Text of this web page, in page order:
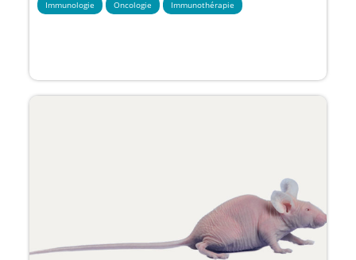
Immunologie Oncologie Immunothérapie